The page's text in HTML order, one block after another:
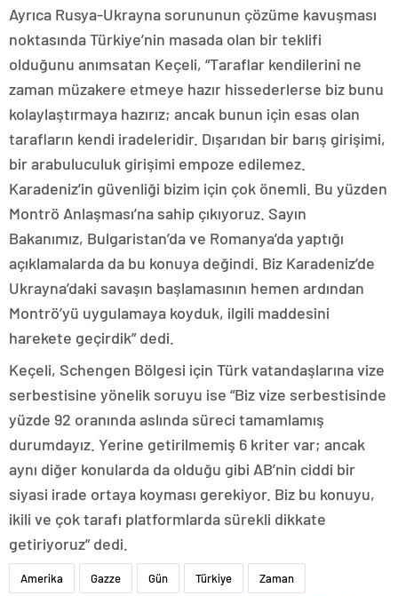
Ayrıca Rusya-Ukrayna sorununun çözüme kavuşması
noktasında Türkiye’nin masada olan bir teklifi
olduğunu anımsatan Keçeli, “Taraflar kendilerini ne
zaman müzakere etmeye hazır hissederlerse biz bunu
kolaylaştırmaya hazırız; ancak bunun için esas olan
tarafların kendi iradeleridir. Dışarıdan bir barış girişimi,
bir arabuluculuk girişimi empoze edilemez.
Karadeniz’in güvenliği bizim için çok önemli. Bu yüzden
Montrö Anlaşması’na sahip çıkıyoruz. Sayın
Bakanımız, Bulgaristan’da ve Romanya’da yaptığı
açıklamalarda da bu konuya değindi. Biz Karadeniz’de
Ukrayna’daki savaşın başlamasının hemen ardından
Montrö’yü uygulamaya koyduk, ilgili maddesini
harekete geçirdik” dedi.
Keçeli, Schengen Bölgesi için Türk vatandaşlarına vize
serbestisine yönelik soruyu ise “Biz vize serbestisinde
yüzde 92 oranında aslında süreci tamamlamış
durumdayız. Yerine getirilmemiş 6 kriter var; ancak
aynı diğer konularda da olduğu gibi AB’nin ciddi bir
siyasi irade ortaya koyması gerekiyor. Biz bu konuyu,
ikili ve çok tarafı platformlarda sürekli dikkate
getiriyoruz” dedi.
Amerika Gazze Gün Türkiye Zaman